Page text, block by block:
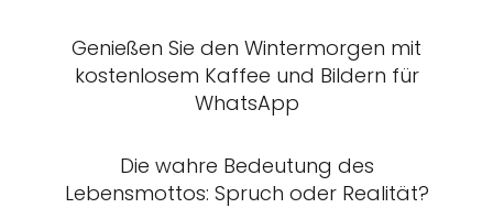
Genießen Sie den Wintermorgen mit
kostenlosem Kaffee und Bildern für
WhatsApp
Die wahre Bedeutung des
Lebensmottos: Spruch oder Realität?